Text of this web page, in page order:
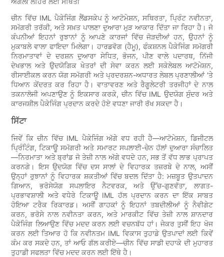
ਚੀਨ ਵਿੱਚ IML ਪੈਕੇਜਿੰਗ ਲੈਂਡਸਕੇਪ ਨੂੰ ਆਟੋਮੇਸ਼ਨ, ਸਥਿਰਤਾ, ਪ੍ਰਿੰਟ ਨਵੀਨਤਾ,
ਸਮੱਗਰੀ ਤਰੱਕੀ, ਅਤੇ ਸਖ਼ਤ ਪਾਲਣਾ ਦੁਆਰਾ ਮੁੜ ਆਕਾਰ ਦਿੱਤਾ ਜਾ ਰਿਹਾ ਹੈ। ਜੋ
ਕੰਪਨੀਆਂ ਇਹਨਾਂ ਰੁਝਾਨਾਂ ਨੂੰ ਆਪਣੇ ਕਾਰਜਾਂ ਵਿੱਚ ਜੋੜਦੀਆਂ ਹਨ, ਉਹਨਾਂ ਨੂੰ
ਮੁਕਾਬਲੇ ਵਾਲਾ ਫਾਇਦਾ ਮਿਲੇਗਾ। ਹਾਰਡਵੋਗ (ਹੈਮੂ), ਫੰਕਸ਼ਨਲ ਪੈਕੇਜਿੰਗ ਸਮੱਗਰੀ
ਨਿਰਮਾਤਾਵਾਂ ਦੇ ਦਰਸ਼ਨ ਦੁਆਰਾ ਸੇਧਿਤ, ਭੋਜਨ, ਪੀਣ ਵਾਲੇ ਪਦਾਰਥ, ਨਿੱਜੀ
ਦੇਖਭਾਲ ਅਤੇ ਉਦਯੋਗਿਕ ਖੇਤਰਾਂ ਦੀ ਸੇਵਾ ਕਰਨ ਲਈ ਸਕੇਲੇਬਲ ਆਟੋਮੇਸ਼ਨ,
ਰੀਸਾਈਕਲ ਕਰਨ ਯੋਗ ਸਮੱਗਰੀ ਅਤੇ ਪ੍ਰਦਰਸ਼ਨ-ਅਧਾਰਤ ਲੇਬਲ ਪ੍ਰਣਾਲੀਆਂ 'ਤੇ
ਧਿਆਨ ਕੇਂਦਰਤ ਕਰ ਰਿਹਾ ਹੈ। ਵਾਤਾਵਰਣ ਅਤੇ ਰੈਗੂਲੇਟਰੀ ਤਰਜੀਹਾਂ ਦੇ ਨਾਲ
ਤਕਨਾਲੋਜੀ ਅਪਣਾਉਣ ਨੂੰ ਇਕਸਾਰ ਕਰਕੇ, ਚੀਨ ਵਿੱਚ IML ਉਦਯੋਗ ਸੁੰਦਰ ਅਤੇ
ਕਾਰਜਸ਼ੀਲ ਪੈਕੇਜਿੰਗ ਪ੍ਰਦਾਨ ਕਰਦੇ ਹੋਏ ਵਧਣਾ ਜਾਰੀ ਰੱਖ ਸਕਦਾ ਹੈ।
ਸਿੱਟਾ
ਜਿਵੇਂ ਕਿ ਚੀਨ ਵਿੱਚ IML ਪੈਕੇਜਿੰਗ ਅੱਗੇ ਵਧ ਰਹੀ ਹੈ—ਆਟੋਮੇਸ਼ਨ, ਡਿਜੀਟਲ
ਪ੍ਰਿੰਟਿੰਗ, ਟਿਕਾਊ ਸਮੱਗਰੀ ਅਤੇ ਸਮਾਰਟ ਸਪਲਾਈ-ਚੇਨ ਹੱਲਾਂ ਦੁਆਰਾ ਸੰਚਾਲਿਤ
—ਨਿਰਮਾਤਾ ਅਤੇ ਬ੍ਰਾਂਡ ਜੋ ਤੇਜ਼ੀ ਨਾਲ ਅੱਗੇ ਵਧਦੇ ਹਨ, ਸਭ ਤੋਂ ਵੱਧ ਲਾਭ ਪ੍ਰਾਪਤ
ਕਰਨਗੇ। ਇਸ ਉਦਯੋਗ ਵਿੱਚ ਦਸ ਸਾਲਾਂ ਦੇ ਵਿਹਾਰਕ ਤਜ਼ਰਬੇ ਦੇ ਨਾਲ, ਅਸੀਂ
ਉਨ੍ਹਾਂ ਰੁਝਾਨਾਂ ਨੂੰ ਵਿਹਾਰਕ ਸ਼ਕਤੀਆਂ ਵਿੱਚ ਬਦਲ ਦਿੱਤਾ ਹੈ: ਮਜ਼ਬੂਤ ​​ਉਤਪਾਦਨ
ਗਿਆਨ, ਭਰੋਸੇਯੋਗ ਸਪਲਾਇਰ ਨੈਟਵਰਕ, ਅਤੇ ਉੱਚ-ਗੁਣਵੱਤਾ, ਲਾਗਤ-
ਪ੍ਰਭਾਵਸ਼ਾਲੀ ਅਤੇ ਵਧੇਰੇ ਟਿਕਾਊ IML ਹੱਲ ਪ੍ਰਦਾਨ ਕਰਨ ਦਾ ਇੱਕ ਸਾਬਤ
ਹੋਇਆ ਟਰੈਕ ਰਿਕਾਰਡ। ਅਸੀਂ ਗਾਹਕਾਂ ਨੂੰ ਇਹਨਾਂ ਤਬਦੀਲੀਆਂ ਨੂੰ ਨੈਵੀਗੇਟ
ਕਰਨ, ਭਰੋਸੇ ਨਾਲ ਨਵੀਨਤਾ ਕਰਨ, ਅਤੇ ਮਾਰਕੀਟ ਵਿੱਚ ਤੇਜ਼ੀ ਨਾਲ ਸ਼ਾਨਦਾਰ
ਪੈਕੇਜਿੰਗ ਲਿਆਉਣ ਵਿੱਚ ਮਦਦ ਕਰਨ ਲਈ ਵਚਨਬੱਧ ਹਾਂ। ਜੇਕਰ ਤੁਸੀਂ ਇਹ ਖੋਜ
ਕਰਨ ਲਈ ਤਿਆਰ ਹੋ ਕਿ ਨਵੀਨਤਮ IML ਵਿਕਾਸ ਤੁਹਾਡੇ ਉਤਪਾਦਾਂ ਲਈ ਕਿਵੇਂ
ਕੰਮ ਕਰ ਸਕਦੇ ਹਨ, ਤਾਂ ਆਓ ਗੱਲ ਕਰੀਏ—ਚੀਨ ਵਿੱਚ ਸਾਡੀ ਦਹਾਕੇ ਦੀ ਮੁਹਾਰਤ
ਤੁਹਾਡੀ ਸਫਲਤਾ ਵਿੱਚ ਮਦਦ ਕਰਨ ਲਈ ਇੱਥੇ ਹੈ।